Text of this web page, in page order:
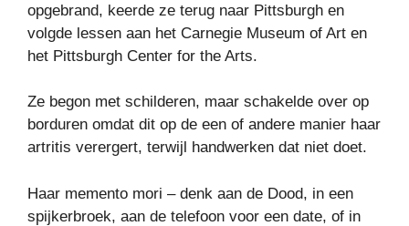
opgebrand, keerde ze terug naar Pittsburgh en
volgde lessen aan het Carnegie Museum of Art en
het Pittsburgh Center for the Arts.
Ze begon met schilderen, maar schakelde over op
borduren omdat dit op de een of andere manier haar
artritis verergert, terwijl handwerken dat niet doet.
Haar memento mori – denk aan de Dood, in een
spijkerbroek, aan de telefoon voor een date, of in